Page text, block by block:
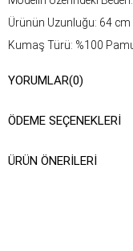
Ürünün Uzunluğu: 64
Kumaş Türü: %100
talimatına ulaşabilirsiniz.
YORUMLAR(0)
ÖDEME SEÇENEKLERI
ÜRÜN ÖNERILERI